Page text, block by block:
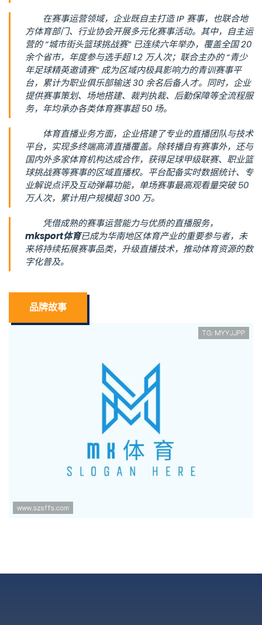
在赛事运营领域，企业既自主打造 IP 赛事，也联合地
方体育部门、行业协会开展多元化赛事活动。其中，自主运
营的 “城市街头篮球挑战赛” 已连续六年举办，覆盖全国 20
余个省市，年度参与选手超 1.2 万人次；联合主办的 “青少
年足球精英邀请赛” 成为区域内极具影响力的青训赛事平
台，累计为职业俱乐部输送 30 余名后备人才。同时，企业
提供赛事策划、场地搭建、裁判执裁、后勤保障等全流程服
务，年均承办各类体育赛事超 50 场。
体育直播业务方面，企业搭建了专业的直播团队与技术
平台，实现多终端高清直播覆盖。除转播自有赛事外，还与
国内外多家体育机构达成合作，获得足球甲级联赛、职业篮
球挑战赛等赛事的区域直播权。平台配备实时数据统计、专
业解说点评及互动弹幕功能，单场赛事最高观看量突破 50
万人次，累计用户规模超 300 万。
凭借成熟的赛事运营能力与优质的直播服务，
mksport体育已成为华南地区体育产业的重要参与者，未
来将持续拓展赛事品类，升级直播技术，推动体育资源的数
字化普及。
品牌故事